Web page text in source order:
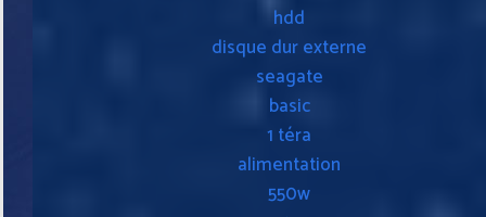
hdd
disque dur externe
seagate
basic
1 téra
alimentation
550w